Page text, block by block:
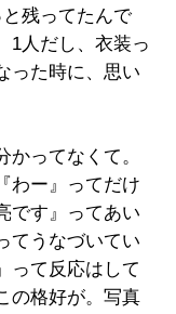
残ってたんで
1人だし、衣装っ
った時に、思い
ってなくて。
わー』ってだけ
です』ってあい
てうなづいてい
って反応はして
の格好が。写真